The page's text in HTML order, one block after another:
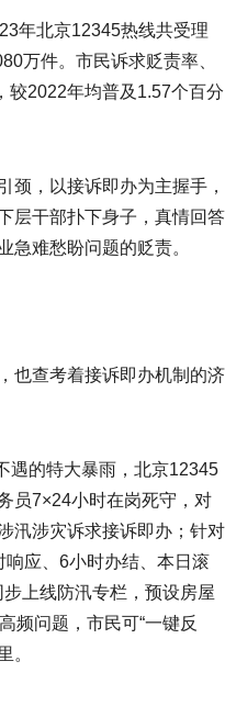
年北京12345热线共受理
万件。市民诉求贬责率、
较2022年均普及1.57个百分
颈，以接诉即办为主握手，
层干部扑下身子，真情回答
急难愁盼问题的贬责。
也查考着接诉即办机制的济
遇的特大暴雨，北京12345
员7×24小时在岗死守，对
汛涉灾诉求接诉即办；针对
应、6小时办结、本日滚
上线防汛专栏，预设房屋
频问题，市民可“一键反
。